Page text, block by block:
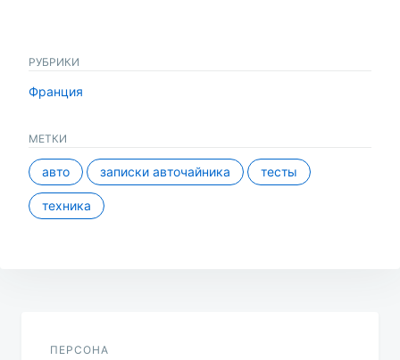
РУБРИКИ
Франция
МЕТКИ
авто записки авточайника тесты
техника
ПЕРСОНА